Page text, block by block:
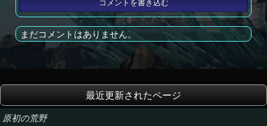
まだコメントはありません。
最近更新されたページ
原初の荒野